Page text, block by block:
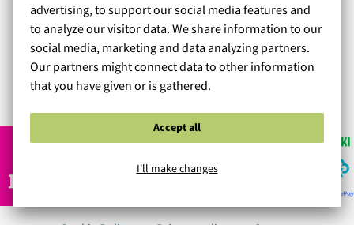
advertising, to support our social media features and
to analyze our visitor data. We share information to our
social media, marketing and data analyzing partners.
Our partners might connect data to other information
that you have given or is gathered.
Accept all
I'll make changes
Hyvänen aika sentään, just tilasin ja nyt jo posti kolautti
pienen paketin eteiseen. On täydellisen sopivat ja kauniit
rintsikat! Kaunis kiitos! Suosittelen kyllä lämpimästi!